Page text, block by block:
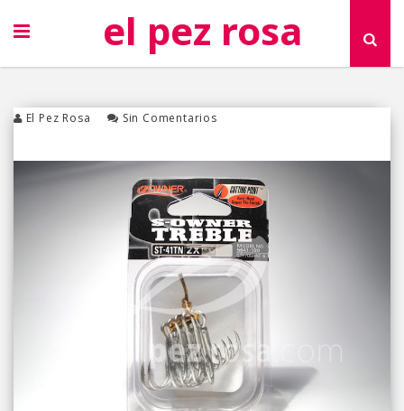
el pez rosa
El Pez Rosa Sin Comentarios